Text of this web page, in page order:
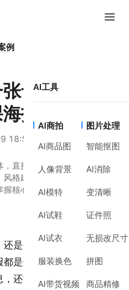
AI工具
AI商拍
AI商品图
人像背景
AI模特
AI试鞋
AI试衣
服装换色
AI带货视频
图片处理
智能抠图
AI消除
变清晰
证件照
无损改尺寸
拼图
商品精修
例
专业感强的
报？
18:58
直接影响用户对课程的第一
格建议到工具选择，系统梳
核心技巧，提升海报专业度
是个人讲师打造个人品
是连接目标用户的关键工
还能通过视觉设计传递讲